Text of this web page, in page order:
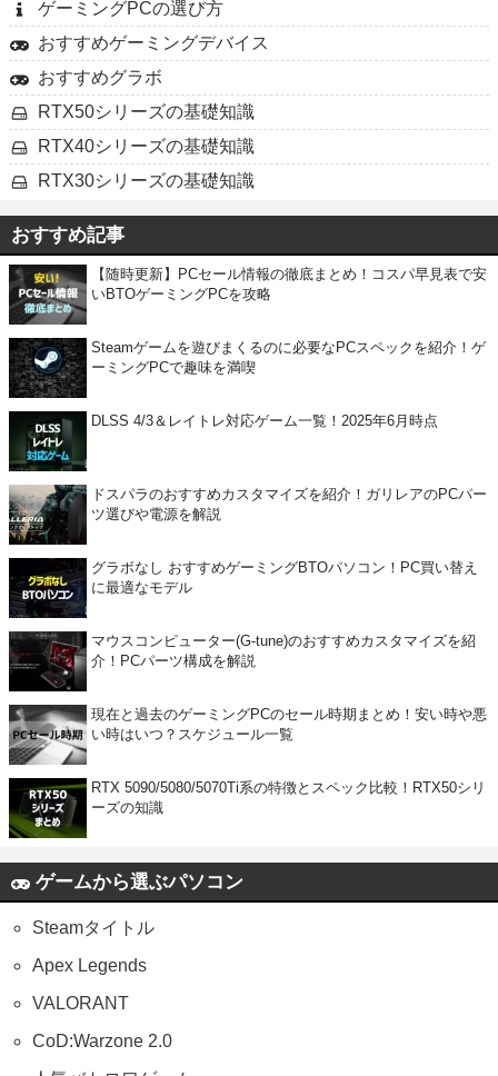
ゲーミングPCの選び方
おすすめゲーミングデバイス
おすすめグラボ
RTX50シリーズの基礎知識
RTX40シリーズの基礎知識
RTX30シリーズの基礎知識
おすすめ記事
【随時更新】PCセール情報の徹底まとめ！コスパ早見表で安
いBTOゲーミングPCを攻略
Steamゲームを遊びまくるのに必要なPCスペックを紹介！ゲ
ーミングPCで趣味を満喫
DLSS 4/3＆レイトレ対応ゲーム一覧！2025年6月時点
ドスパラのおすすめカスタマイズを紹介！ガリレアのPCパー
ツ選びや電源を解説
グラボなし おすすめゲーミングBTOパソコン！PC買い替え
に最適なモデル
マウスコンピューター(G-tune)のおすすめカスタマイズを紹
介！PCパーツ構成を解説
現在と過去のゲーミングPCのセール時期まとめ！安い時や悪
い時はいつ？スケジュール一覧
RTX 5090/5080/5070Ti系の特徴とスペック比較！RTX50シリ
ーズの知識
ゲームから選ぶパソコン
Steamタイトル
Apex Legends
VALORANT
CoD:Warzone 2.0